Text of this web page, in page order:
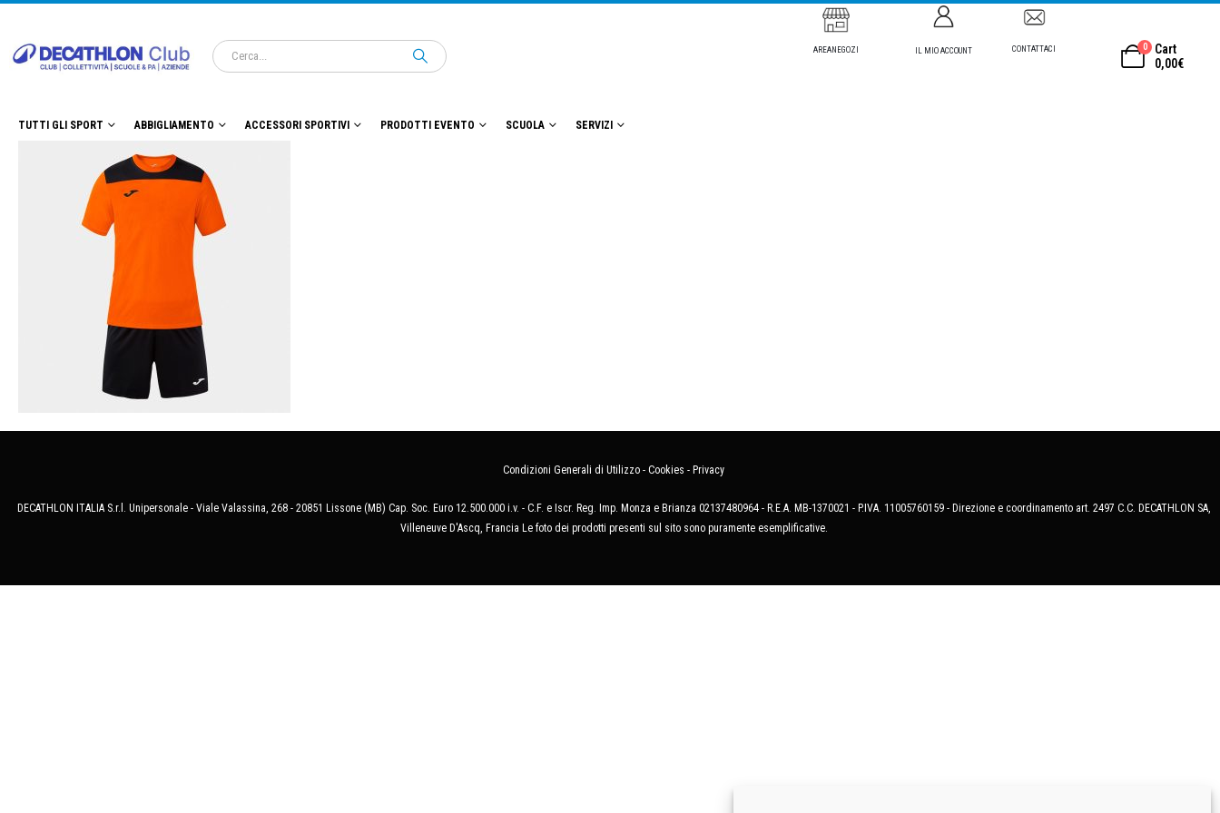
AREANEGOZI IL MIO ACCOUNT CONTATTACI 0
Cart
0,00€
TUTTI GLI SPORT ABBIGLIAMENTO ACCESSORI SPORTIVI PRODOTTI EVENTO SCUOLA SERVIZI
Condizioni Generali di Utilizzo - Cookies - Privacy
DECATHLON ITALIA S.r.l. Unipersonale - Viale Valassina, 268 - 20851 Lissone (MB) Cap. Soc. Euro 12.500.000 i.v. - C.F. e Iscr. Reg. Imp. Monza e Brianza 02137480964 - R.E.A. MB-1370021 - P.IVA. 11005760159 - Direzione e coordinamento art. 2497 C.C. DECATHLON SA,
Villeneuve D'Ascq, Francia Le foto dei prodotti presenti sul sito sono puramente esemplificative.